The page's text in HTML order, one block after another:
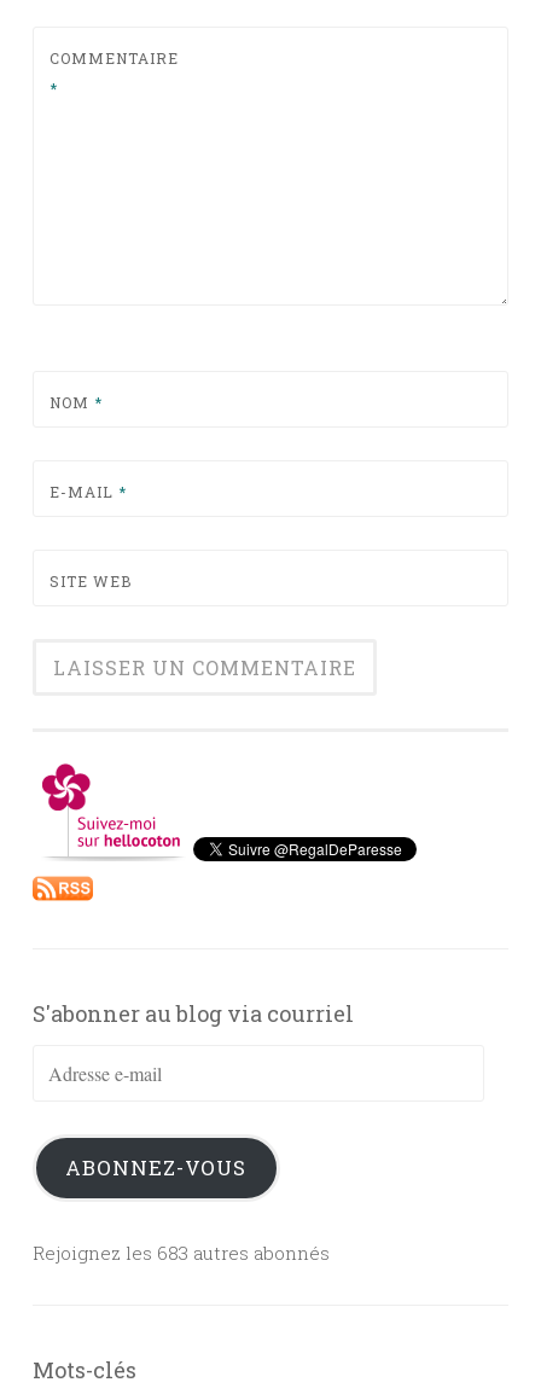
COMMENTAIRE
*
NOM *
E-MAIL *
SITE WEB
S'abonner au blog via courriel
Adresse
mail
ABONNEZ-VOUS
Rejoignez les 683 autres abonnés
Mots-clés